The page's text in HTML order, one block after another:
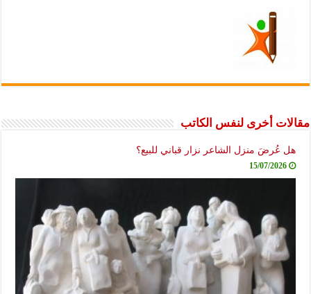
مقالات أخرى لنفس الكاتب
هل عُرضَ منزل الشاعر نزار قباني للبيع؟
15/07/2026